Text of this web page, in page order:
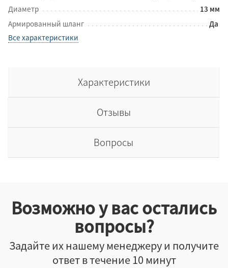
Диаметр
13 мм
Армированный шланг
Да
Все характеристики
Характеристики
Отзывы
Вопросы
Возможно у вас остались
вопросы?
Задайте их нашему менеджеру и получите
ответ в течение 10 минут